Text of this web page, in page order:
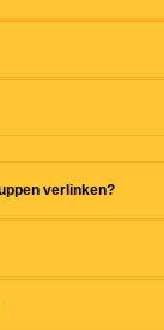
verlinken?